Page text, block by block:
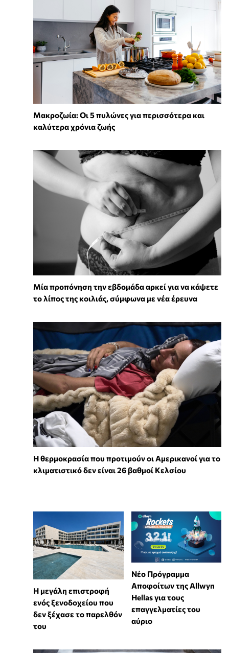
Mακροζωία: Οι 5 πυλώνες για περισσότερα και
καλύτερα χρόνια ζωής
Μία προπόνηση την εβδομάδα αρκεί για να κάψετε
το λίπος της κοιλιάς, σύμφωνα με νέα έρευνα
Η θερμοκρασία που προτιμούν οι Αμερικανοί για το
κλιματιστικό δεν είναι 26 βαθμοί Κελσίου
Η μεγάλη επιστροφή
ενός ξενοδοχείου που
δεν ξέχασε το παρελθόν
του
Νέο Πρόγραμμα
Αποφοίτων της Allwyn
Hellas για τους
επαγγελματίες του
αύριο